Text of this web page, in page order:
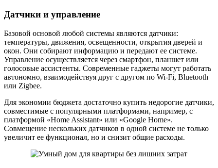
Датчики и управление
Базовой основой любой системы являются датчики:
температуры, движения, освещенности, открытия дверей и
окон. Они собирают информацию и передают ее системе.
Управление осуществляется через смартфон, планшет или
голосовые ассистенты. Современные гаджеты могут работать
автономно, взаимодействуя друг с другом по Wi-Fi, Bluetooth
или Zigbee.
Для экономии бюджета достаточно купить недорогие датчики,
совместимые с популярными платформами, например, с
платформой «Home Assistant» или «Google Home».
Совмещение нескольких датчиков в одной системе не только
увеличит ее функционал, но и снизит общие расходы.